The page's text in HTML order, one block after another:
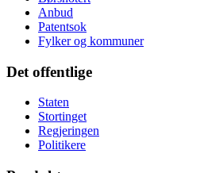
Anbud
Patentsok
Fylker og kommuner
Det offentlige
Staten
Stortinget
Regjeringen
Politikere